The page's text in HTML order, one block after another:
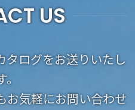
US
タログをお送りいたし
お気軽にお問い合わせ